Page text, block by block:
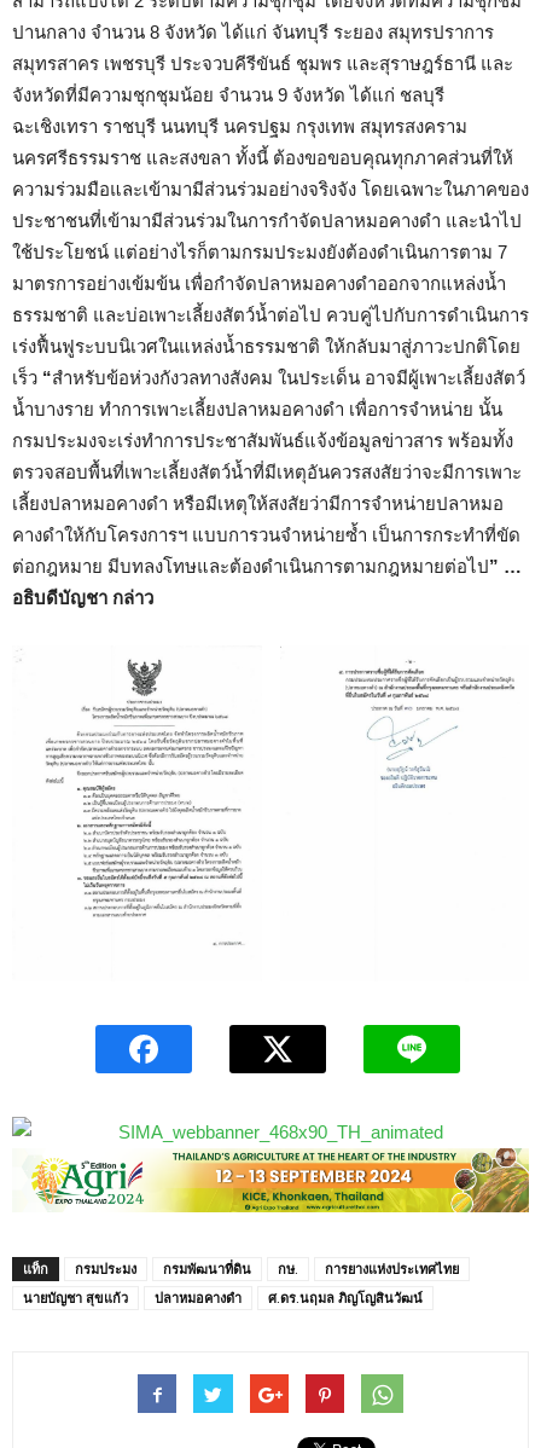
ปานกลาง จำนวน 8 จังหวัด ได้แก่ จันทบุรี ระยอง สมุทรปราการ
สมุทรสาคร เพชรบุรี ประจวบคีรีขันธ์ ชุมพร และสุราษฎร์ธานี และ
จังหวัดที่มีความชุกชุมน้อย จำนวน 9 จังหวัด ได้แก่ ชลบุรี
ฉะเชิงเทรา ราชบุรี นนทบุรี นครปฐม กรุงเทพ สมุทรสงคราม
นครศรีธรรมราช และสงขลา ทั้งนี้ ต้องขอขอบคุณทุกภาคส่วนที่ให้
ความร่วมมือและเข้ามามีส่วนร่วมอย่างจริงจัง โดยเฉพาะในภาคของ
ประชาชนที่เข้ามามีส่วนร่วมในการกำจัดปลาหมอคางดำ และนำไป
ใช้ประโยชน์ แต่อย่างไรก็ตามกรมประมงยังต้องดำเนินการตาม 7
มาตรการอย่างเข้มข้น เพื่อกำจัดปลาหมอคางดำออกจากแหล่งน้ำ
ธรรมชาติ และบ่อเพาะเลี้ยงสัตว์น้ำต่อไป ควบคู่ไปกับการดำเนินการ
เร่งฟื้นฟูระบบนิเวศในแหล่งน้ำธรรมชาติ ให้กลับมาสู่ภาวะปกติโดย
เร็ว “สำหรับข้อห่วงกังวลทางสังคม ในประเด็น อาจมีผู้เพาะเลี้ยงสัตว์
น้ำบางราย ทำการเพาะเลี้ยงปลาหมอคางดำ เพื่อการจำหน่าย นั้น
กรมประมงจะเร่งทำการประชาสัมพันธ์แจ้งข้อมูลข่าวสาร พร้อมทั้ง
ตรวจสอบพื้นที่เพาะเลี้ยงสัตว์น้ำที่มีเหตุอันควรสงสัยว่าจะมีการเพาะ
เลี้ยงปลาหมอคางดำ หรือมีเหตุให้สงสัยว่ามีการจำหน่ายปลาหมอ
คางดำให้กับโครงการฯ แบบการวนจำหน่ายซ้ำ เป็นการกระทำที่ขัด
ต่อกฎหมาย มีบทลงโทษและต้องดำเนินการตามกฎหมายต่อไป” …
อธิบดีบัญชา กล่าว
แท็ก กรมประมง กรมพัฒนาที่ดิน กษ.
การยางแห่งประเทศไทย
นายบัญชา สุขแก้ว
ปลาหมอคางดำ ศ.ดร.นฤมล ภิญโญสินวัฒน์